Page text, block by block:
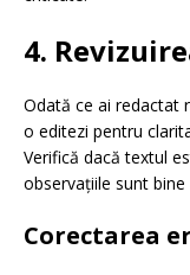
4.
Odată ce ai redactat
o editezi pentru
Verifică dacă textul
observațiile sunt
Corectarea